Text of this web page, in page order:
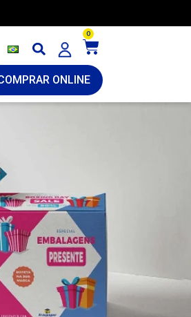
0
ONLINE